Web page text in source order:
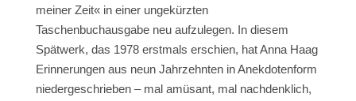
meiner Zeit« in einer ungekürzten
Taschenbuchausgabe neu aufzulegen. In diesem
Spätwerk, das 1978 erstmals erschien, hat Anna Haag
Erinnerungen aus neun Jahrzehnten in Anekdotenform
niedergeschrieben – mal amüsant, mal nachdenklich,